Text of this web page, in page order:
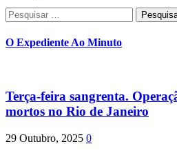
Pesquisar
por:
O Expediente Ao Minuto
Terça-feira sangrenta.
mortos no Rio de Janeiro
29 Outubro, 2025 0